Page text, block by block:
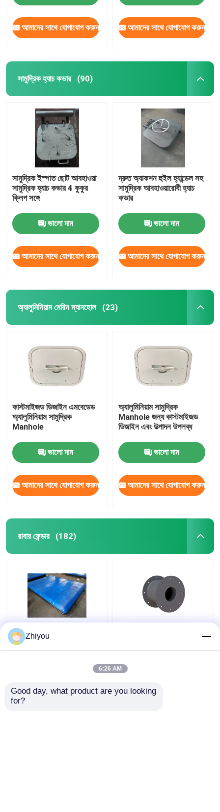
আমাদের সাথে যোগাযোগ করুন আমাদের সাথে যোগাযোগ করুন
সামুদ্রিক হ্যাচ কভার (90)
সামুদ্রিক ইস্পাত ছোট আবহাওয়া
সামুদ্রিক হ্যাচ কভার 4 কুকুর
ক্লিপ সঙ্গে
ভালো দাম
আমাদের সাথে যোগাযোগ করুন
দ্রুত অ্যাকশন হুইল হ্যান্ডেল সহ
সামুদ্রিক আবহাওয়ারোধী হ্যাচ
কভার
ভালো দাম
আমাদের সাথে যোগাযোগ করুন
অ্যালুমিনিয়াম মেরিন ম্যানহোল (23)
কাস্টমাইজড ডিজাইন এমবেডেড
অ্যালুমিনিয়াম সামুদ্রিক
Manhole
ভালো দাম
আমাদের সাথে যোগাযোগ করুন
অ্যালুমিনিয়াম সামুদ্রিক
Manhole জন্য কাস্টমাইজড
ডিজাইন এবং উত্পাদন উপলব্ধ
ভালো দাম
আমাদের সাথে যোগাযোগ করুন
রাবার ফেন্ডার (182)
কাস্টমাইজড ইউএইচএমডাব্লু -
পিই ফেস প্যাডস ইম্পিংমেন্ট বোল্ট
কম টিল্ট কম্প্রেশন বৈশিষ্ট্যযুক্ত
Zhiyou
6:26 AM
Good day, what product are you looking
for?